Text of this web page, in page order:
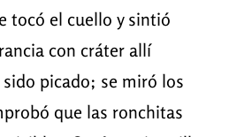
tocó el cuello y sintió
con cráter allí
picado; se miró los
que las ronchitas